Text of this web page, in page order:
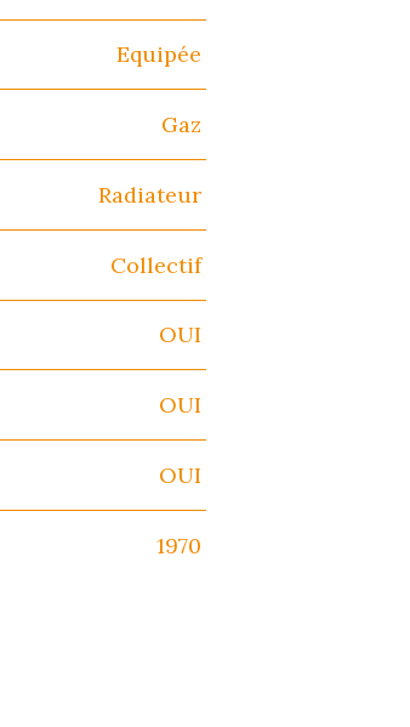
Equipée
Gaz
Radiateur
Collectif
OUI
OUI
OUI
1970